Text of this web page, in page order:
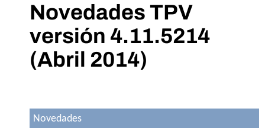
Novedades TPV
versión 4.11.5214
(Abril 2014)
Novedades